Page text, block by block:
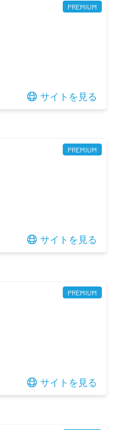
PREMIUM
サイトを見る
PREMIUM
サイトを見る
PREMIUM
サイトを見る